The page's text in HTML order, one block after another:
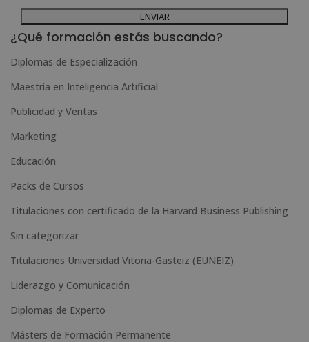
Para más información consulte nuestra Política de Privacidad.
Desea recibir información comercial (vía telefónica y/o email):
A
l
e
r
n
i
v
e
¿Qué formación estás buscando?
Diplomas de Especialización
Maestría en Inteligencia Artificial
Publicidad y Ventas
Marketing
Educación
Packs de Cursos
Titulaciones con certificado de la Harvard Business Publishing
Sin categorizar
Titulaciones Universidad Vitoria-Gasteiz (EUNEIZ)
Liderazgo y Comunicación
Diplomas de Experto
Másters de Formación Permanente